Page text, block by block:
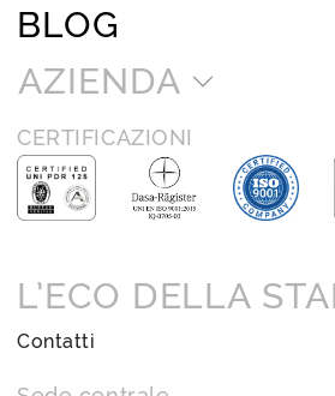
BLOG
AZIENDA
CERTIFICAZIONI
L’ECO DELLA
Contatti